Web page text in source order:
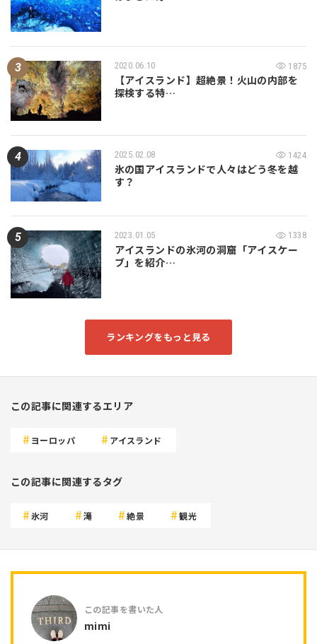
2020.06.10 1875
【アイスランド】超絶景！火山の内部を
探検する特…
2025.02.08 1424
氷の国アイスランドで人々はどう冬を越
す？
2023.01.05 1338
アイスランドの氷河の洞窟「アイスケー
ブ」を紹介…
ランキングをもっと見る
この記事に関連するエリア
ヨーロッパ アイスランド
この記事に関連するタグ
氷河 滝 絶景 観光
mimi